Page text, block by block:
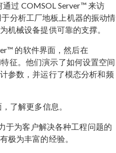
过 COMSOL Server™ 来访
分析工厂地板上机器的振动情
机械设备提供可靠的支撑。
的软件界面，然后在
征。他们演示了如何设置空间
参数，并运行了模态分析和频
了解更多信息。
于为客户解决各种工程问题的
极为丰富的经验。